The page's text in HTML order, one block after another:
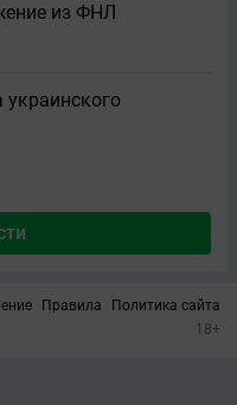
из ФНЛ
украинского
Правила
Политика сайта
18+